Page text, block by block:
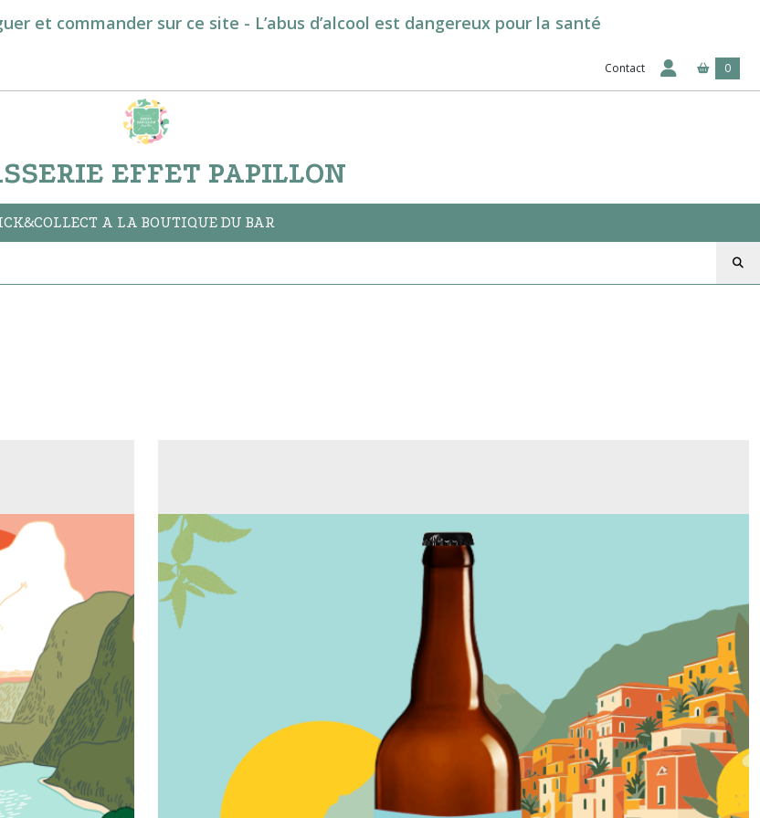
et commander sur ce site - L’abus d’alcool est dangereux pour la santé
Contact 0
EFFET PAPILLON
A LA BOUTIQUE DU BAR